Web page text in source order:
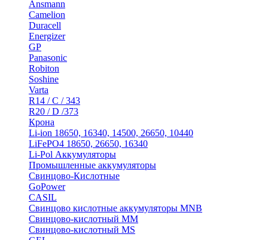
Ansmann
Camelion
Duracell
Energizer
GP
Panasonic
Robiton
Soshine
Varta
R14 / C / 343
R20 / D /373
Крона
Li-ion 18650, 16340, 14500, 26650, 10440
LiFePO4 18650, 26650, 16340
Li-Pol Аккумуляторы
Промышленные аккумуляторы
Свинцово-Кислотные
GoPower
CASIL
Свинцово кислотные аккумуляторы MNB
Cвинцово-кислотный MM
Cвинцово-кислотный MS